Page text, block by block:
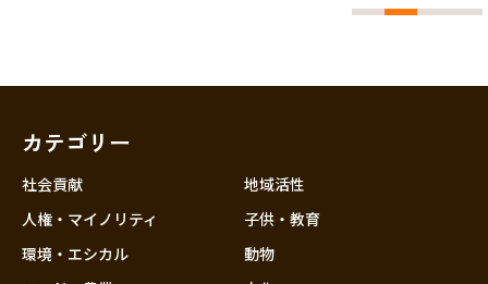
カテゴリー
社会貢献
人権・マイノリティ
環境・エシカル
地域活性
子供・教育
動物